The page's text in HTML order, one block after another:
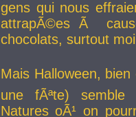
gens qui nous
attrapÃ©es Ã
chocolats, surtout
Mais Halloween, bien
une fÃªte) semble
Natures oÃ¹ on